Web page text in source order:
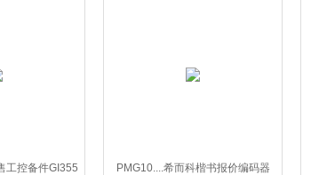
工控备件GI355 PMG10....希而科楷书报价编码器